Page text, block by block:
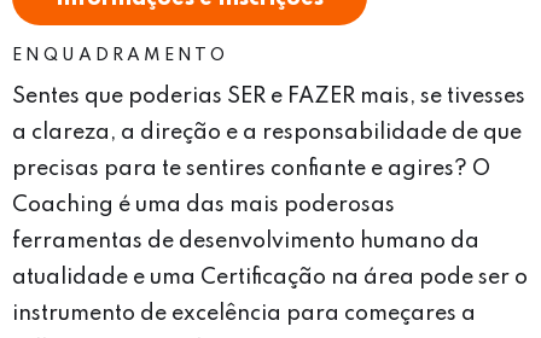
ENQUADRAMENTO
Sentes que poderias SER e FAZER mais, se tivesses
a clareza, a direção e a responsabilidade de que
precisas para te sentires confiante e agires? O
Coaching é uma das mais poderosas
ferramentas de desenvolvimento humano da
atualidade e uma Certificação na área pode ser o
instrumento de excelência para começares a